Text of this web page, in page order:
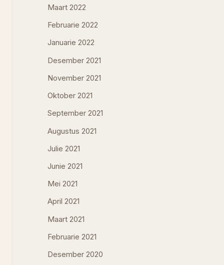
Maart 2022
Februarie 2022
Januarie 2022
Desember 2021
November 2021
Oktober 2021
September 2021
Augustus 2021
Julie 2021
Junie 2021
Mei 2021
April 2021
Maart 2021
Februarie 2021
Desember 2020